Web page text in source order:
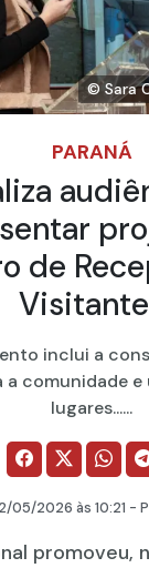
© Sara
PARANÁ
de
inclui a
a comunidade
lugares......
05/2026 às 10:21 -
promoveu,